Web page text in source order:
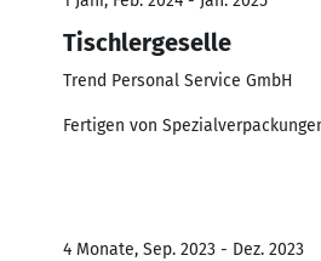
Tischlergeselle
Trend Personal Service GmbH
Fertigen von
4 Monate, Sep. 2023 - Dez. 2023